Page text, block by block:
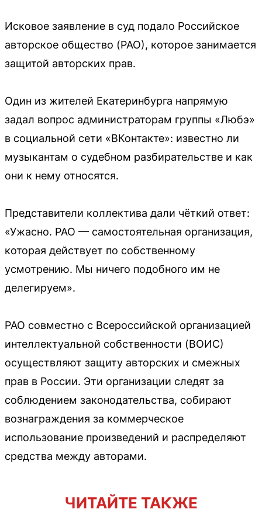
Исковое заявление в суд подало Российское
авторское общество (РАО), которое занимается
защитой авторских прав.
Один из жителей Екатеринбурга напрямую
задал вопрос администраторам группы «Любэ»
в социальной сети «ВКонтакте»: известно ли
музыкантам о судебном разбирательстве и как
они к нему относятся.
Представители коллектива дали чёткий ответ:
«Ужасно. РАО — самостоятельная организация,
которая действует по собственному
усмотрению. Мы ничего подобного им не
делегируем».
РАО совместно с Всероссийской организацией
интеллектуальной собственности (ВОИС)
осуществляют защиту авторских и смежных
прав в России. Эти организации следят за
соблюдением законодательства, собирают
вознаграждения за коммерческое
использование произведений и распределяют
средства между авторами.
ЧИТАЙТЕ ТАКЖЕ